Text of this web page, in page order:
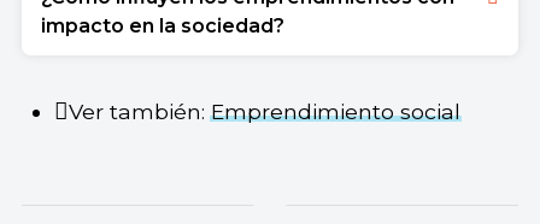
ganancias, intenta producir beneficios sociales y
ambientales.
que busca resultados positivos en lo
económico, lo social y lo ambiental.
impacto en la sociedad?
conformar sociedades más justas y equitativas.
Ver también:Emprendimiento social